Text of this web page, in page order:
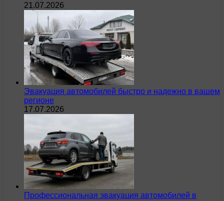
21.07.2026
Эвакуация автомобилей быстро и надежно в вашем
регионе
17.07.2026
Профессиональная эвакуация автомобилей в